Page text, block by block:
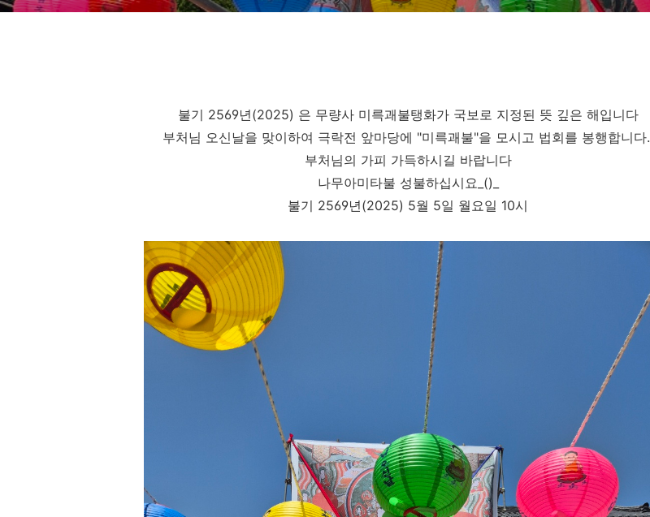
불기 2569년(2025) 은 무량사 미륵괘불탱화가 국보로 지정된 뜻 깊은 해입니다
부처님 오신날을 맞이하여 극락전 앞마당에 "미륵괘불"을 모시고 법회를 봉행합니다.
부처님의 가피 가득하시길 바랍니다
나무아미타불 성불하십시요_()_
불기 2569년(2025) 5월 5일 월요일 10시